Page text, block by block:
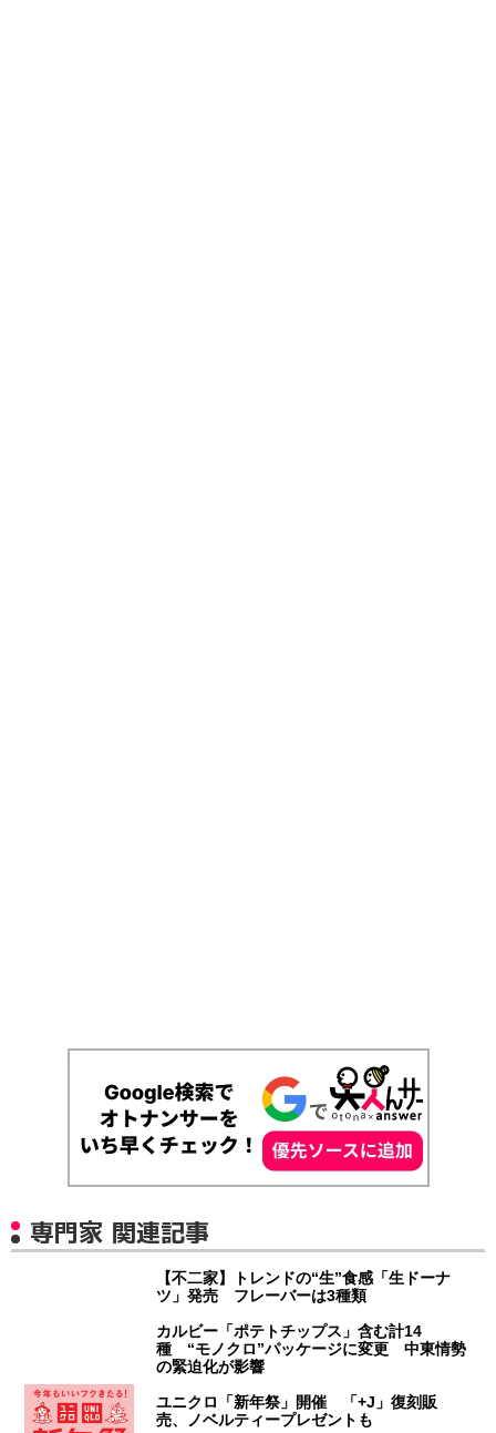
専門家 関連記事
【不二家】トレンドの“生”食感「生ドーナ
ツ」発売 フレーバーは3種類
カルビー「ポテトチップス」含む計14
種 “モノクロ”パッケージに変更 中東情勢
の緊迫化が影響
ユニクロ「新年祭」開催 「+J」復刻販
売、ノベルティープレゼントも